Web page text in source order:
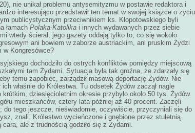
nie unikał problemu antysemityzmu w postawie redaktora i
interesująco przedstawił ten temat w swojej książce o życiu
publicystycznym przeciwnikiem ks. Kłopotowskiego byli
łamach Polaka-Katolika i innych wydawanych przez siebie
wtedy ścierał, jego gazety oddają tylko to, co się wokoło
ani bowiem w zaborze austriackim, ani pruskim Żydzi
w Kongresówce?
dochodziło do ostrych konfliktów pomiędzy miejscową
tam Żydami. Sytuacja była tak groźna, że zdarzały się
temu zapobiec, zarządził masową deportację Żydów. Nie
właśnie do Królestwa. Tu odsetek Żydów zaczął nagle
dziesięcioletnim okresie przybyło około 50 tys. Żydów.
mieszkańców, cztery lata później aż 40 procent. Zaczęli
do tego jeszcze, nieświadomie, oczywiście, przyczyniali się do
znali. Królestwo wycieńczone i gnębione przez stuletnią
ale z trudnością godziło się z Żydami.